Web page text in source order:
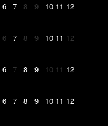
6 7 8 9 10 11 12
6 7 8 9 10 11 12
6 7 8 9 10 11 12
6 7 8 9 10 11 12